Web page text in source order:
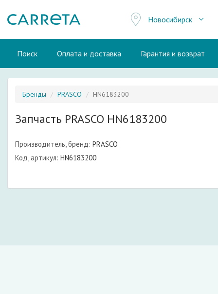
Новосибирск
Поиск Оплата и доставка Гарантия и возврат
Бренды PRASCO HN6183200
Запчасть PRASCO HN6183200
Производитель, бренд: PRASCO
Код, артикул: HN6183200